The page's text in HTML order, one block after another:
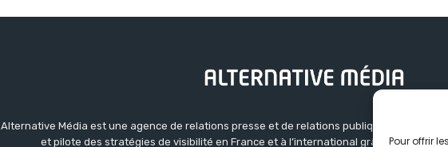
Pour offrir
Alternative Média est une agence de relations presse et de relations publiques basée à
et pilote des stratégies de visibilité en France et à l’international grâce à un